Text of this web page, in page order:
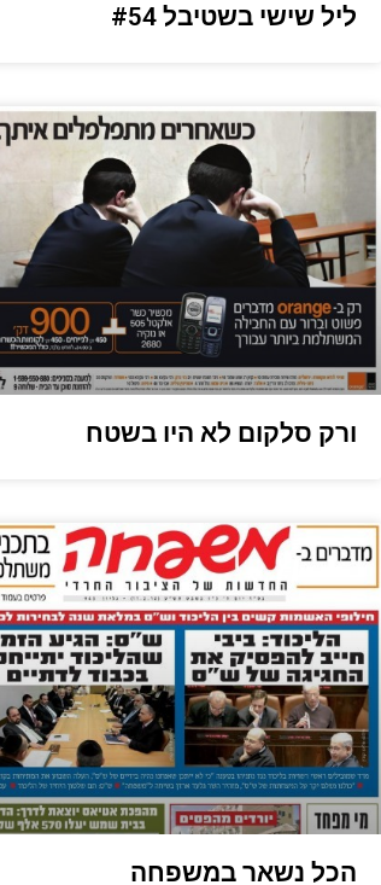
ליל שישי בשטיבל #54
ורק סלקום לא היו בשטח
הכל נשאר במשפחה